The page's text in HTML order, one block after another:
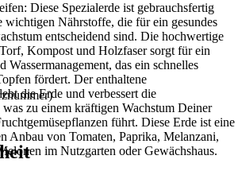
Diese Spezialerde ist gebrauchsfertig
wichtigen Nährstoffe, die für ein gesundes
entscheidend sind. Die hochwertige
Kompost und Holzfaser sorgt für ein
Wassermanagement, das ein schnelles
fördert. Der enthaltene
die Erde und verbessert die
was zu einem kräftigen Wachstum Deiner
führt. Diese Erde ist eine
Anbau von Tomaten, Paprika, Melanzani,
im Nutzgarten oder Gewächshaus.